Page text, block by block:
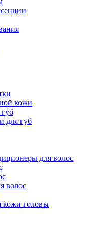
кожи
для губ
для волос
волос
кожи головы